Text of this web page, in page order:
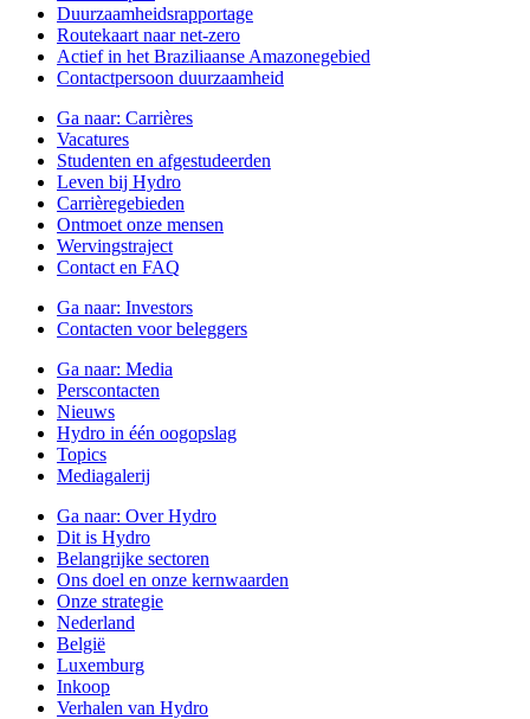
Duurzaamheidsrapportage
Routekaart naar net-zero
Actief in het Braziliaanse Amazonegebied
Contactpersoon duurzaamheid
Ga naar: Carrières
Vacatures
Studenten en afgestudeerden
Leven bij Hydro
Carrièregebieden
Ontmoet onze mensen
Wervingstraject
Contact en FAQ
Ga naar: Investors
Contacten voor beleggers
Ga naar: Media
Perscontacten
Nieuws
Hydro in één oogopslag
Topics
Mediagalerij
Ga naar: Over Hydro
Dit is Hydro
Belangrijke sectoren
Ons doel en onze kernwaarden
Onze strategie
Nederland
België
Luxemburg
Inkoop
Verhalen van Hydro